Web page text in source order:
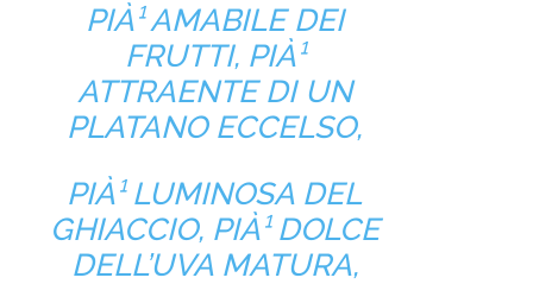
PIÀ¹ AMABILE DEI
FRUTTI, PIÀ¹
ATTRAENTE DI UN
PLATANO ECCELSO,
PIÀ¹ LUMINOSA DEL
GHIACCIO, PIÀ¹ DOLCE
DELL’UVA MATURA,